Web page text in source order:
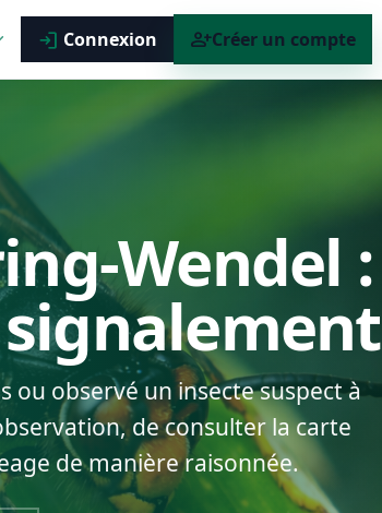
login Connexion person_addCréer un compte
Wendel :
ou observé un insecte suspect à
de consulter la carte
de manière raisonnée.